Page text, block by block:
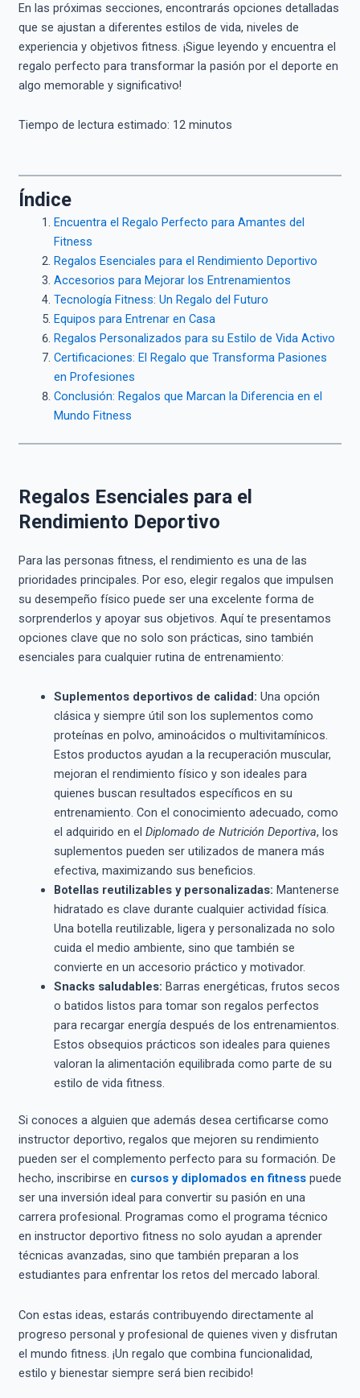
En las próximas secciones, encontrarás opciones detalladas
que se ajustan a diferentes estilos de vida, niveles de
experiencia y objetivos fitness. ¡Sigue leyendo y encuentra el
regalo perfecto para transformar la pasión por el deporte en
algo memorable y significativo!
Tiempo de lectura estimado: 12minutos
Índice
Encuentra el Regalo Perfecto para Amantes del
Fitness
Regalos Esenciales para el Rendimiento Deportivo
Accesorios para Mejorar los Entrenamientos
Tecnología Fitness: Un Regalo del Futuro
Equipos para Entrenar en Casa
Regalos Personalizados para su Estilo de Vida Activo
Certificaciones: El Regalo que Transforma Pasiones
en Profesiones
Conclusión: Regalos que Marcan la Diferencia en el
Mundo Fitness
Regalos Esenciales para el
Rendimiento Deportivo
Para las personas fitness, el rendimiento es una de las
prioridades principales. Por eso, elegir regalos que impulsen
su desempeño físico puede ser una excelente forma de
sorprenderlos y apoyar sus objetivos. Aquí te presentamos
opciones clave que no solo son prácticas, sino también
esenciales para cualquier rutina de entrenamiento:
Suplementos deportivos de calidad: Una opción
clásica y siempre útil son los suplementos como
proteínas en polvo, aminoácidos o multivitamínicos.
Estos productos ayudan a la recuperación muscular,
mejoran el rendimiento físico y son ideales para
quienes buscan resultados específicos en su
entrenamiento. Con el conocimiento adecuado, como
el adquirido en el Diplomado de Nutrición Deportiva, los
suplementos pueden ser utilizados de manera más
efectiva, maximizando sus beneficios.
Botellas reutilizables y personalizadas: Mantenerse
hidratado es clave durante cualquier actividad física.
Una botella reutilizable, ligera y personalizada no solo
cuida el medio ambiente, sino que también se
convierte en un accesorio práctico y motivador.
Snacks saludables: Barras energéticas, frutos secos
o batidos listos para tomar son regalos perfectos
para recargar energía después de los entrenamientos.
Estos obsequios prácticos son ideales para quienes
valoran la alimentación equilibrada como parte de su
estilo de vida fitness.
Si conoces a alguien que además desea certificarse como
instructor deportivo, regalos que mejoren su rendimiento
pueden ser el complemento perfecto para su formación. De
hecho, inscribirse en cursos y diplomados en fitnesspuede
ser una inversión ideal para convertir su pasión en una
carrera profesional. Programas como el programa técnico
en instructor deportivo fitness no solo ayudan a aprender
técnicas avanzadas, sino que también preparan a los
estudiantes para enfrentar los retos del mercado laboral.
Con estas ideas, estarás contribuyendo directamente al
progreso personal y profesional de quienes viven y disfrutan
el mundo fitness. ¡Un regalo que combina funcionalidad,
estilo y bienestar siempre será bien recibido!